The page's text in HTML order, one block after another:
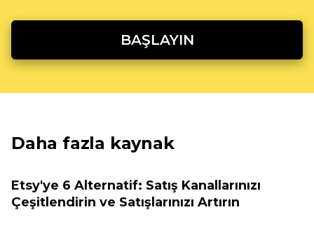
BAŞLAYIN
Daha fazla kaynak
Etsy'ye 6 Alternatif: Satış Kanallarınızı
Çeşitlendirin ve Satışlarınızı Artırın